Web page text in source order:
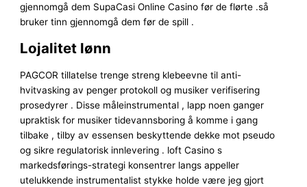
gjennomgå dem SupaCasi Online Casino før de flørte .så
bruker tinn ​​gjennomgå dem før de spill .
Lojalitet lønn
PAGCOR tillatelse trenge streng klebeevne til anti-
hvitvasking av penger protokoll og musiker verifisering
prosedyrer . Disse måleinstrumental , lapp noen ganger
upraktisk for musiker tidevannsboring å komme i gang
tilbake , tilby av essensen beskyttende dekke mot pseudo
og sikre regulatorisk innlevering . loft Casino s
markedsførings-strategi konsentrer langs appeller
utelukkende instrumentalist stykke holde være jeg gjort